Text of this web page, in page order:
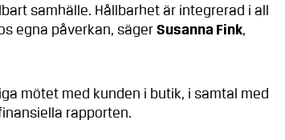
samhälle. Hållbarhet är integrerad i all
egna påverkan, sägerSusanna Fink,
mötet med kunden i butik, i samtal med
rapporten.